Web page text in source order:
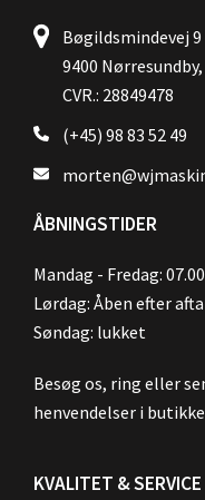
Bøgildsmindevej 9
9400 Nørresundby,
CVR.: 28849478
(+45) 98 83 52 49
ÅBNINGSTIDER
Mandag - Fredag:
Lørdag: Åben efter
Søndag: lukket
Besøg os, ring eller
henvendelser i
KVALITET & SERVICE